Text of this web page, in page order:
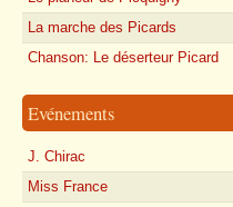
La marche des Picards
Chanson: Le déserteur Picard
Evénements
J. Chirac
Miss France